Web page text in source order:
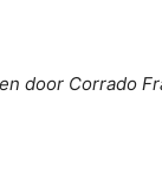
door Corrado